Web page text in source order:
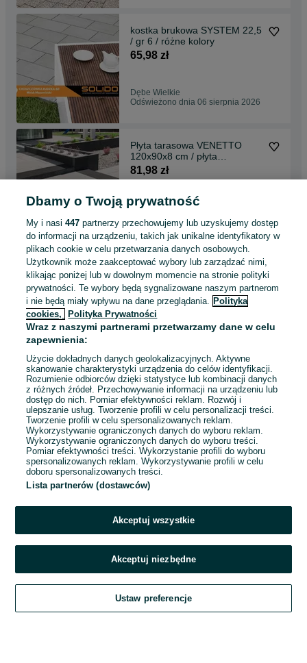
kostka brukowa SYSTEM 22,5
/ gr 6 / różne kolory
65,98 zł
Dębe Wielkie
Odświeżono dnia 06 sierpnia 2026
Płyta tarasowa VENETTO
120x90x8 cm / płyta
dekoracyjna / płyta DUŻA
81,98 zł
Mińsk Mazowiecki
Odświeżono dnia 06 sierpnia 2026
Kostka brukowa Bruk-bet
Symfonia wapień dewoński
grubość 6 cm
56,99 zł
Mińsk Mazowiecki
Odświeżono dnia 06 sierpnia 2026
1 2 3 ... 12
Zadzwoń / SMS
Szukaj Obserwujesz Dodaj Czat Konto
Dbamy o Twoją prywatność
My i nasi447 partnerzy przechowujemy lub uzyskujemy dostęp
do informacji na urządzeniu, takich jak unikalne identyfikatory w
plikach cookie w celu przetwarzania danych osobowych.
Użytkownik może zaakceptować wybory lub zarządzać nimi,
klikając poniżej lub w dowolnym momencie na stronie polityki
prywatności. Te wybory będą sygnalizowane naszym partnerom
i nie będą miały wpływu na dane przeglądania. Polityka
cookies,
Polityka Prywatności
Wraz z naszymi partnerami przetwarzamy dane w celu
zapewnienia:
Użycie dokładnych danych geolokalizacyjnych. Aktywne
skanowanie charakterystyki urządzenia do celów identyfikacji.
Rozumienie odbiorców dzięki statystyce lub kombinacji danych
z różnych źródeł. Przechowywanie informacji na urządzeniu lub
dostęp do nich. Pomiar efektywności reklam. Rozwój i
ulepszanie usług. Tworzenie profili w celu personalizacji treści.
Tworzenie profili w celu spersonalizowanych reklam.
Wykorzystywanie ograniczonych danych do wyboru reklam.
Wykorzystywanie ograniczonych danych do wyboru treści.
Pomiar efektywności treści. Wykorzystanie profili do wyboru
spersonalizowanych reklam. Wykorzystywanie profili w celu
doboru spersonalizowanych treści.
Lista partnerów (dostawców)
Akceptuj wszystkie
Akceptuj niezbędne
Ustaw preferencje